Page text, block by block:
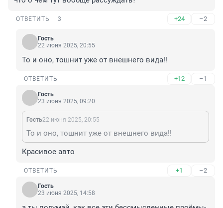
ОТВЕТИТЬ 3 +24 –2
Гость
22 июня 2025, 20:55
То и оно, тошнит уже от внешнего вида!!
ОТВЕТИТЬ +12 –1
Гость
23 июня 2025, 09:20
Гость22 июня 2025, 20:55
То и оно, тошнит уже от внешнего вида!!
Красивое авто
ОТВЕТИТЬ +1 –2
Гость
23 июня 2025, 14:58